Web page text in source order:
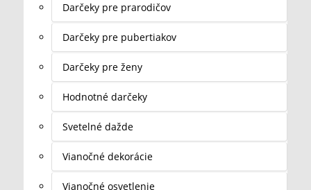
Darčeky pre prarodičov
Darčeky pre pubertiakov
Darčeky pre ženy
Hodnotné darčeky
Svetelné dažde
Vianočné dekorácie
Vianočné osvetlenie